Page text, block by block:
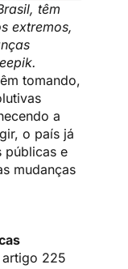
têm
extremos,
tomando,
a
o país já
públicas e
mudanças
225